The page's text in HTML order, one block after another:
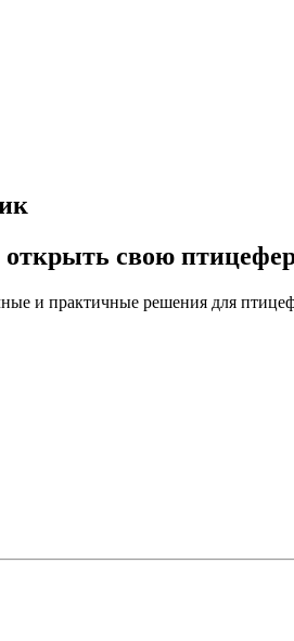
свою
и практичные решения для